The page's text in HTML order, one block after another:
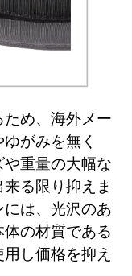
め、海外メー
がみを無く
重量の大幅な
る限り抑えま
は、光沢のあ
の材質である
し価格を抑え